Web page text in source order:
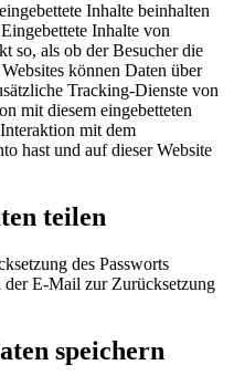
Inhalte beinhalten
Inhalte von
so, als ob der Besucher die
können Daten über
Tracking-Dienste von
mit diesem eingebetteten
mit dem
hast und auf dieser Website
teilen
des Passworts
der E-Mail zur Zurücksetzung
speichern